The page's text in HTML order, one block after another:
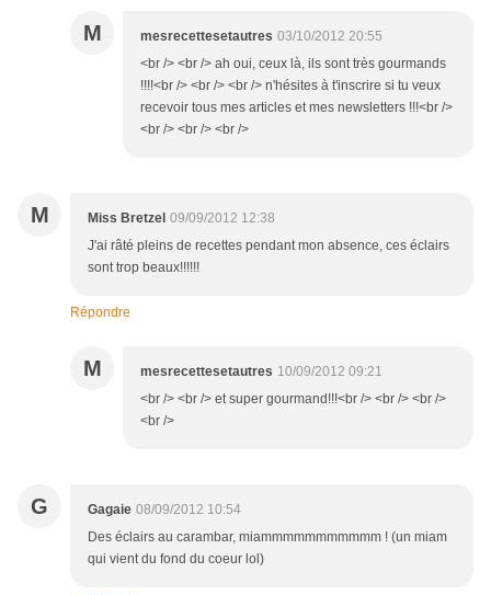
M mesrecettesetautres 03/10/2012 20:55
<br /> <br /> ah oui, ceux là, ils sont très gourmands
!!!!<br /> <br /> <br /> n'hésites à t'inscrire si tu veux
recevoir tous mes articles et mes newsletters !!!<br />
<br /> <br /> <br />
M Miss Bretzel 09/09/2012 12:38
J'ai râté pleins de recettes pendant mon absence, ces éclairs
sont trop beaux!!!!!!
Répondre
M mesrecettesetautres 10/09/2012 09:21
<br /> <br /> et super gourmand!!!<br /> <br /> <br />
<br />
G Gagaie 08/09/2012 10:54
Des éclairs au carambar, miammmmmmmmmmm ! (un miam
qui vient du fond du coeur lol)